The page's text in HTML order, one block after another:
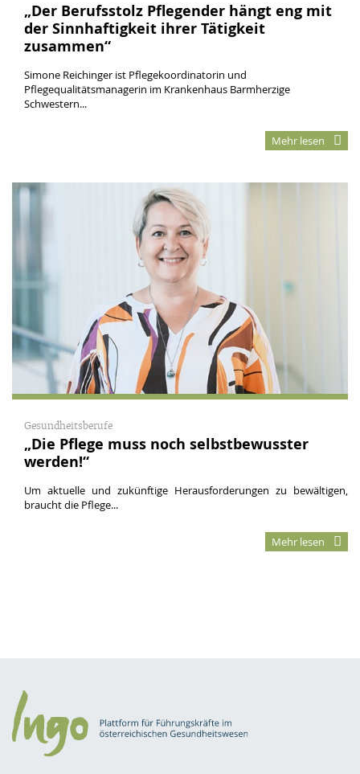
„Der Berufsstolz Pflegender hängt eng mit
der Sinnhaftigkeit ihrer Tätigkeit
zusammen“
Simone Reichinger ist Pflegekoordinatorin und
Pflegequalitätsmanagerin im Krankenhaus Barmherzige
Schwestern...
Mehr lesen
Gesundheitsberufe
„Die Pflege muss noch selbstbewusster
werden!“
Um aktuelle und zukünftige Herausforderungen zu bewältigen,
braucht die Pflege...
Mehr lesen